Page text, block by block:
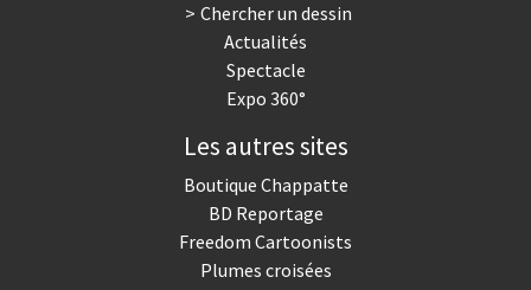
Chercher un dessin
Actualités
Spectacle
Expo 360°
Les autres sites
Boutique Chappatte
BD Reportage
Freedom Cartoonists
Plumes croisées